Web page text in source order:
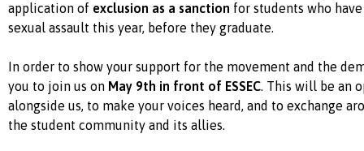
application of exclusion as a sanction for students who
sexual assault this year, before they graduate.
In order to show your support for the movement and the
you to join us on May 9th in front of ESSEC. This will be an
alongside us, to make your voices heard, and to exchange
the student community and its allies.